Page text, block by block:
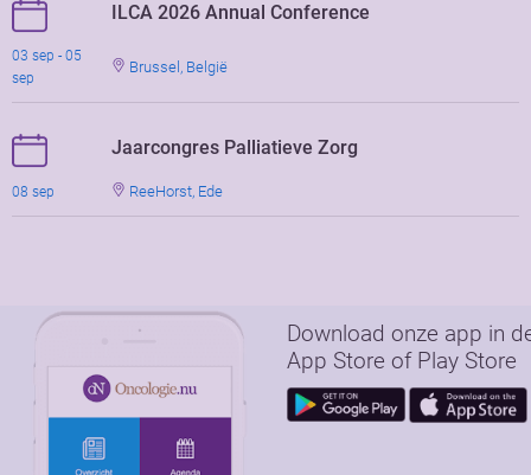
ILCA 2026 Annual Conference
03 sep - 05
sep
Brussel, België
Jaarcongres Palliatieve Zorg
08 sep ReeHorst, Ede
Download onze app in
App Store of Play Store